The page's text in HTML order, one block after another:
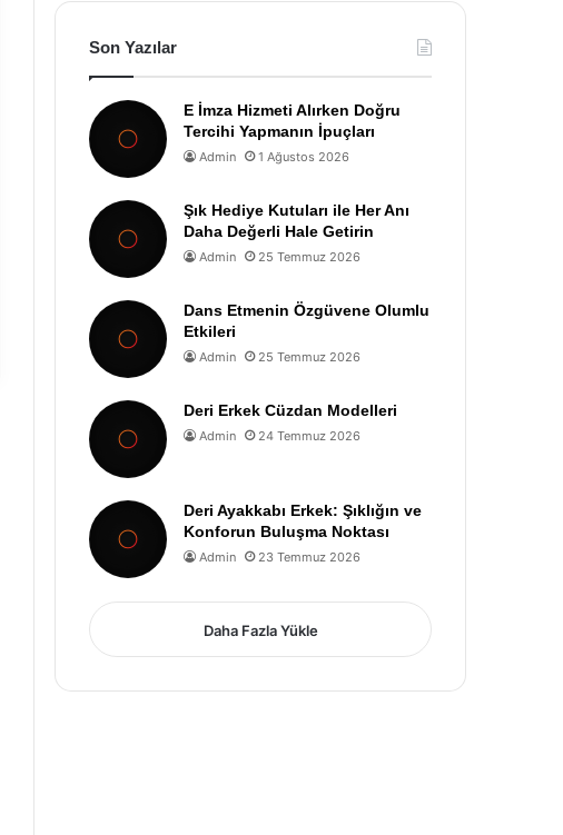
Son Yazılar
E İmza Hizmeti Alırken Doğru
Tercihi Yapmanın İpuçları
Admin 1 Ağustos 2026
Şık Hediye Kutuları ile Her Anı
Daha Değerli Hale Getirin
Admin 25 Temmuz 2026
Dans Etmenin Özgüvene Olumlu
Etkileri
Admin 25 Temmuz 2026
Deri Erkek Cüzdan Modelleri
Admin 24 Temmuz 2026
Deri Ayakkabı Erkek: Şıklığın ve
Konforun Buluşma Noktası
Admin 23 Temmuz 2026
Daha Fazla Yükle